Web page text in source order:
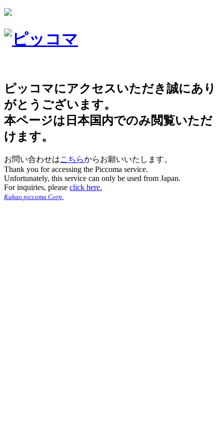
ピッコマにアクセスいただき誠にあり
がとうございます。
本ページは日本国内でのみ閲覧いただ
けます。
お問い合わせはこちらからお願いいたします。
Thank you for accessing the Piccoma service.
Unfortunately, this service can only be used from Japan.
For inquiries, please click here.
Kakao piccoma Corp.